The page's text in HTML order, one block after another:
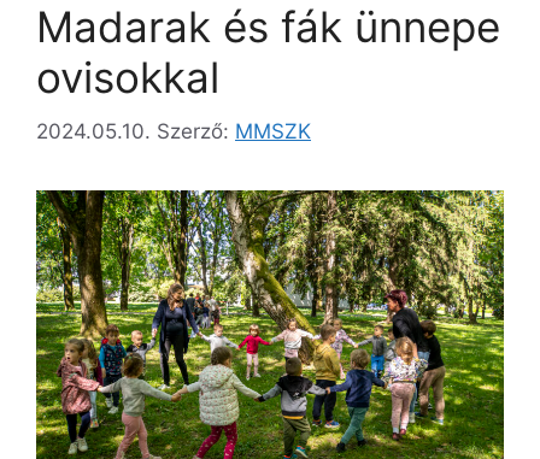
Madarak és fák ünnepe
ovisokkal
2024.05.10. Szerző: MMSZK